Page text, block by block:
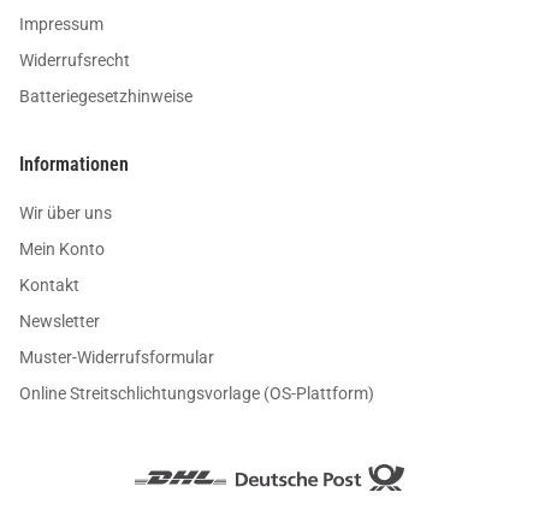
Impressum
Widerrufsrecht
Batteriegesetzhinweise
Informationen
Wir über uns
Mein Konto
Kontakt
Newsletter
Muster-Widerrufsformular
Online Streitschlichtungsvorlage (OS-Plattform)